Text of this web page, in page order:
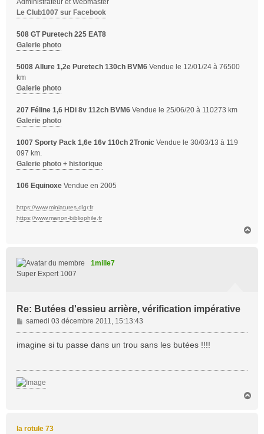
Administrateur et Webmaster
Le Club1007 sur Facebook
508 GT Puretech 225 EAT8
Galerie photo
5008 Allure 1,2e Puretech 130ch BVM6 Vendue le 12/01/24 à 76500
km
Galerie photo
207 Féline 1,6 HDi 8v 112ch BVM6 Vendue le 25/06/20 à 110273 km
Galerie photo
1007 Sporty Pack 1,6e 16v 110ch 2Tronic Vendue le 30/03/13 à 119
097 km.
Galerie photo + historique
106 Equinoxe Vendue en 2005
https://www.miniatures.dlgr.fr
https://www.manon-bibliophile.fr
1mille7
Super Expert 1007
Re: Butées d'essieu arrière, vérification impérative
M
e
s
e
samedi 03 décembre 2011, 15:13:43
imagine si tu passe dans un trou sans les butées !!!!
la rotule 73